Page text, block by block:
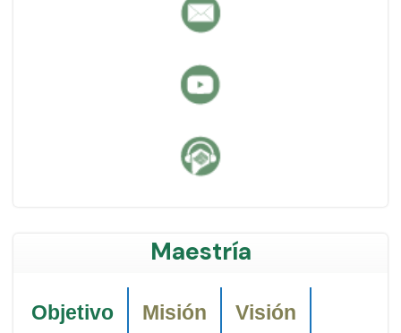
Maestría
Objetivo Misión Visión